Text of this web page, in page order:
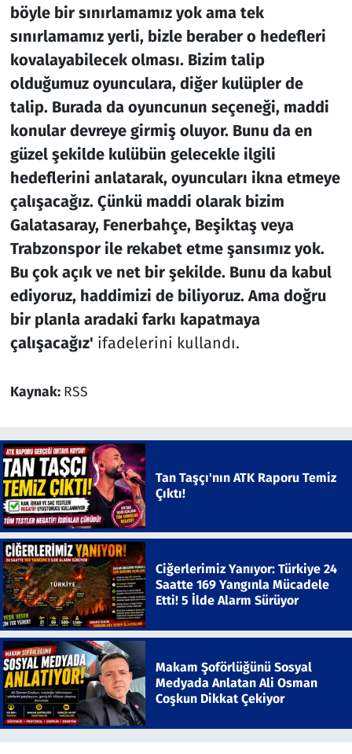
böyle bir sınırlamamız yok ama tek
sınırlamamız yerli, bizle beraber o hedefleri
kovalayabilecek olması. Bizim talip
olduğumuz oyunculara, diğer kulüpler de
talip. Burada da oyuncunun seçeneği, maddi
konular devreye girmiş oluyor. Bunu da en
güzel şekilde kulübün gelecekle ilgili
hedeflerini anlatarak, oyuncuları ikna etmeye
çalışacağız. Çünkü maddi olarak bizim
Galatasaray, Fenerbahçe, Beşiktaş veya
Trabzonspor ile rekabet etme şansımız yok.
Bu çok açık ve net bir şekilde. Bunu da kabul
ediyoruz, haddimizi de biliyoruz. Ama doğru
bir planla aradaki farkı kapatmaya
çalışacağız' ifadelerini kullandı.
Kaynak: RSS
Tan Taşçı'nın ATK Raporu Temiz
Çıktı!
Ciğerlerimiz Yanıyor: Türkiye 24
Saatte 169 Yangınla Mücadele
Etti! 5 İlde Alarm Sürüyor
Makam Şoförlüğünü Sosyal
Medyada Anlatan Ali Osman
Coşkun Dikkat Çekiyor